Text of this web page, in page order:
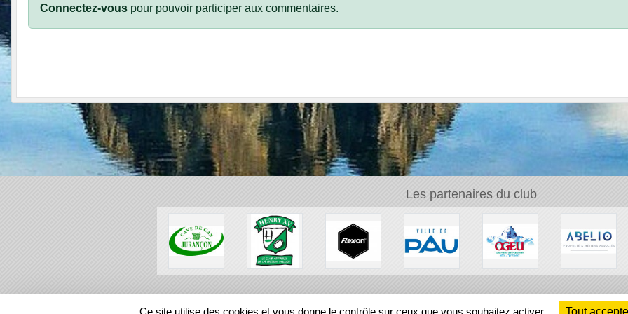
Connectez-vous pour pouvoir participer aux commentaires.
Les partenaires du club
REGIONS
Ce site utilise des cookies et vous donne le contrôle sur ceux que vous souhaitez activer Tout